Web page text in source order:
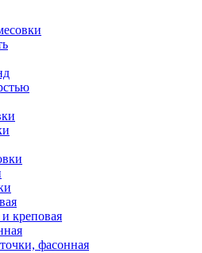
креповая
фасонная